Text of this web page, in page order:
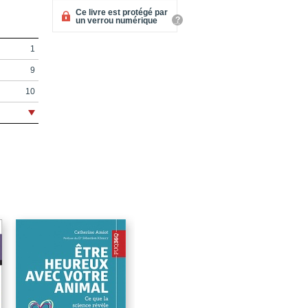
1
9
10
13
46
Ce livre est protégé par
un verrou numérique
?